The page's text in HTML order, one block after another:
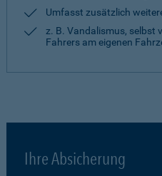
Umfasst zusätzlich
z. B. Vandalismus, selbst
Fahrers am eigenen
Ihre Absicherung